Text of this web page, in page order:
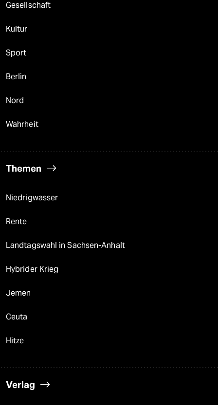
Gesellschaft
Kultur
Sport
Berlin
Nord
Wahrheit
Themen
Niedrigwasser
Rente
Landtagswahl in Sachsen-Anhalt
Hybrider Krieg
Jemen
Ceuta
Hitze
Verlag